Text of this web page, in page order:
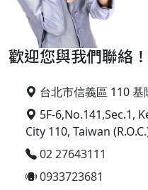
歡迎您與我們聯絡
台北市信義區 110
5F-6,No.141,Sec.1,
City 110, Taiwan
02 27643111
0933723681